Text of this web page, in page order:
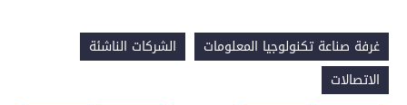
غرفة صناعة تكنولوجيا المعلومات
الشركات الناشئة
الاتصالات